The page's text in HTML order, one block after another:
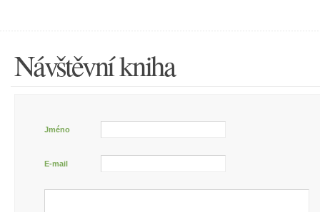
Návštěvní kniha
Jméno
E-mail